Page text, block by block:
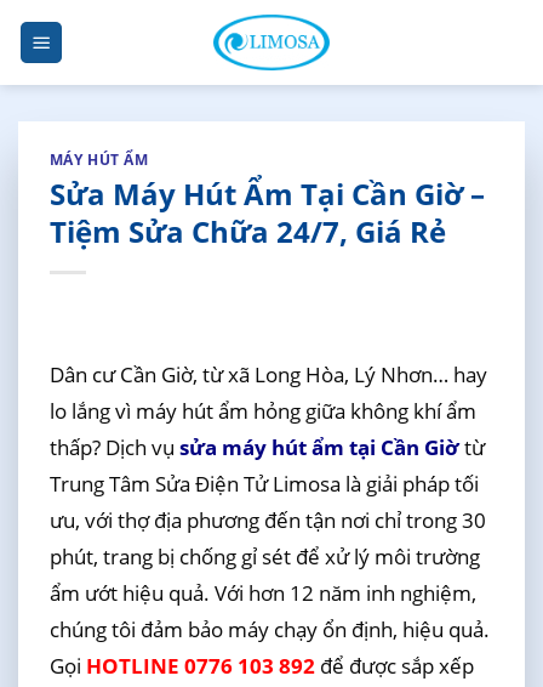
Skip
content
MÁY HÚT ẨM
Sửa Máy Hút Ẩm Tại Cần Giờ –
Tiệm Sửa Chữa 24/7, Giá Rẻ
Dân cư Cần Giờ, từ xã Long Hòa, Lý Nhơn… hay
lo lắng vì máy hút ẩm hỏng giữa không khí ẩm
thấp? Dịch vụ sửa máy hút ẩm tại Cần Giờtừ
Trung Tâm Sửa Điện Tử Limosa là giải pháp tối
ưu, với thợ địa phương đến tận nơi chỉ trong 30
phút, trang bị chống gỉ sét để xử lý môi trường
ẩm ướt hiệu quả. Với hơn 12 năm inh nghiệm,
chúng tôi đảm bảo máy chạy ổn định, hiệu quả.
Gọi HOTLINE 0776 103 892để được sắp xếp